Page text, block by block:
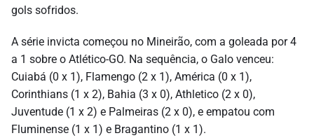
gols sofridos.
A série invicta começou no Mineirão, com a goleada por 4
a 1 sobre o Atlético-GO. Na sequência, o Galo venceu:
Cuiabá (0 x 1), Flamengo (2 x 1), América (0 x 1),
Corinthians (1 x 2), Bahia (3 x 0), Athletico (2 x 0),
Juventude (1 x 2) e Palmeiras (2 x 0), e empatou com
Fluminense (1 x 1) e Bragantino (1 x 1).